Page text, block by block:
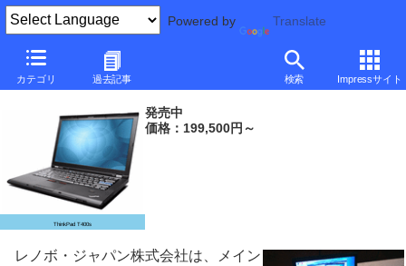
Powered by Translate
カテゴリ 過去記事 検索 Impressサイト
レノボ、1.79kgの14.1型パフォーマンスモバイル「ThinkPad
ThinkPad T400s
発売中
価格：199,500円～
レノボ・ジャパン株式会社は、メイン